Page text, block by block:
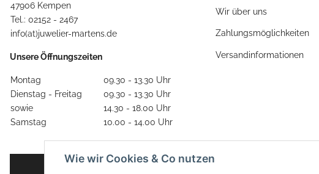
Wie wir Cookies & Co nutzen
47906 Kempen
Tel.: 02152 - 2467
info(at)juwelier-martens.de
Unsere Öffnungszeiten
Montag
09.30 - 13.30 Uhr
Dienstag - Freitag
09.30 - 13.30 Uhr
sowie
14.30 - 18.00 Uhr
Samstag
10.00 - 14.00 Uhr
Wir über uns
Zahlungsmöglichkeiten
Versandinformationen